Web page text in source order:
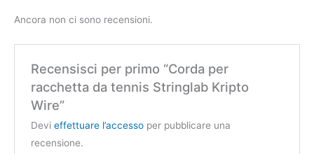
Ancora non ci sono recensioni.
Recensisci per primo “Corda per
racchetta da tennis Stringlab Kripto
Wire”
Devi effettuare l’accessoper pubblicare una
recensione.